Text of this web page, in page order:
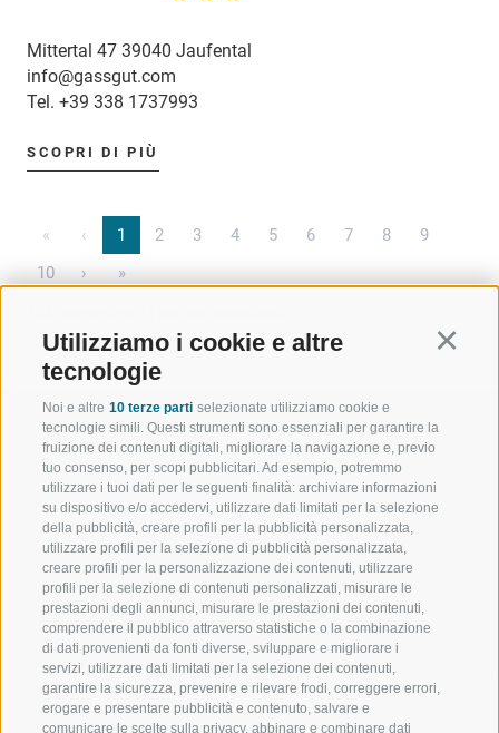
Utilizziamo i cookie e altre
tecnologie
Noi e altre 10 terze parti selezionate utilizziamo cookie e
tecnologie simili. Questi strumenti sono essenziali per garantire la
fruizione dei contenuti digitali, migliorare la navigazione e, previo
tuo consenso, per scopi pubblicitari. Ad esempio, potremmo
utilizzare i tuoi dati per le seguenti finalità: archiviare informazioni
su dispositivo e/o accedervi, utilizzare dati limitati per la selezione
della pubblicità, creare profili per la pubblicità personalizzata,
utilizzare profili per la selezione di pubblicità personalizzata,
creare profili per la personalizzazione dei contenuti, utilizzare
profili per la selezione di contenuti personalizzati, misurare le
prestazioni degli annunci, misurare le prestazioni dei contenuti,
comprendere il pubblico attraverso statistiche o la combinazione
di dati provenienti da fonti diverse, sviluppare e migliorare i
servizi, utilizzare dati limitati per la selezione dei contenuti,
garantire la sicurezza, prevenire e rilevare frodi, correggere errori,
erogare e presentare pubblicità e contenuto, salvare e
comunicare le scelte sulla privacy, abbinare e combinare dati
Mittertal 47 39040 Jaufental
info@gassgut.com
Tel. +39 338 1737993
SCOPRI DI PIÙ
« ‹ 1 2 3 4 5 6 7 8
9
10
› »
BENVENUTI NELLA REGIONE
TURISTICA DI RACINES
VAL GIOVO
VAL RACINES
VAL RIDANNA
IMPIANTI DI RISALITA
SPORT E
MOMENTI
SCIARE
ESCURSIONI
ALTA
BIKE